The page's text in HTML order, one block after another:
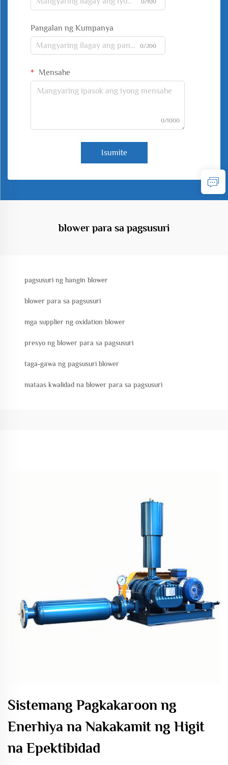
0/100
Pangalan ng Kumpanya
0/200
Mensahe
0/1000
Isumite
blower para sa pagsusuri
pagsusuri ng hangin blower
blower para sa pagsusuri
mga supplier ng oxidation blower
presyo ng blower para sa pagsusuri
taga-gawa ng pagsusuri blower
mataas kwalidad na blower para sa pagsusuri
Sistemang Pagkakaroon ng
Enerhiya na Nakakamit ng Higit
na Epektibidad